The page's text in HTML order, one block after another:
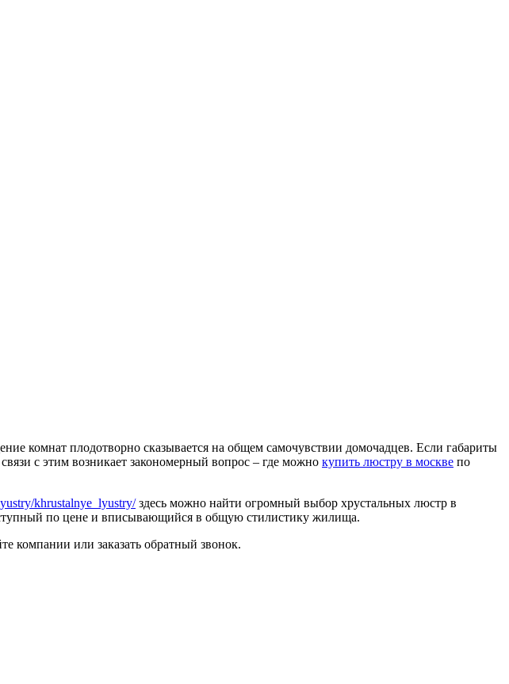
комнат плодотворно сказывается на общем самочувствии домочадцев. Если габариты
с этим возникает закономерный вопрос – где можно купить люстру в москве по
khrustalnye_lyustry/здесь можно найти огромный выбор хрустальных люстр в
по цене и вписывающийся в общую стилистику жилища.
компании или заказать обратный звонок.